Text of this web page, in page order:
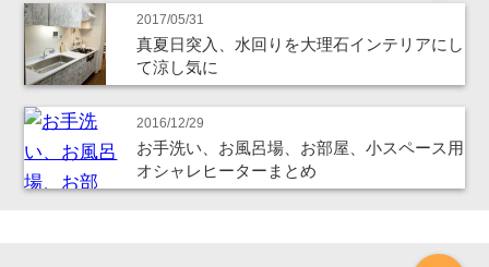
2017/05/31
真夏日突入、水回りを大理石インテリアにし
て涼し気に
2016/12/29
お手洗い、お風呂場、お部屋、小スペース用
オシャレヒーターまとめ